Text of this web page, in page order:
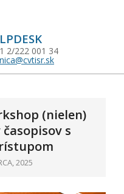
2/222 001 34
(nielen)
s
2025